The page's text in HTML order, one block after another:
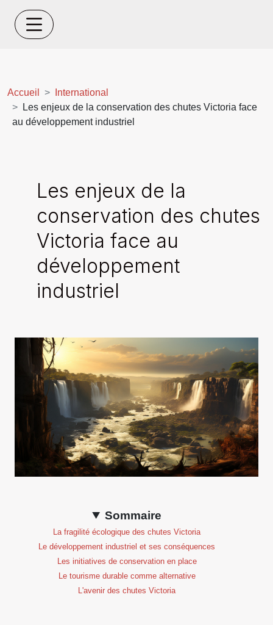
Accueil
International
Les enjeux de la conservation des chutes Victoria face
au développement industriel
Les enjeux de la
conservation des chutes
Victoria face au
développement
industriel
Sommaire
La fragilité écologique des chutes Victoria
Le développement industriel et ses conséquences
Les initiatives de conservation en place
Le tourisme durable comme alternative
L'avenir des chutes Victoria